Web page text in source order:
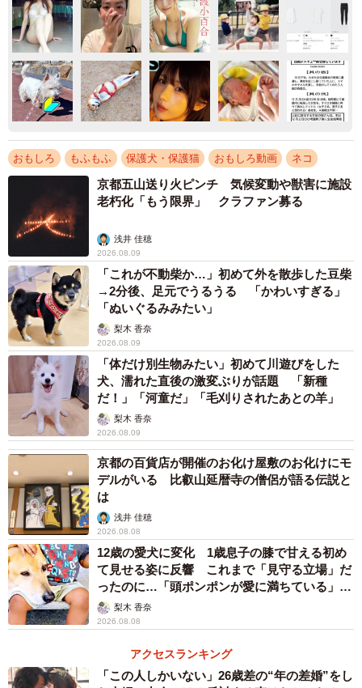
おもしろ もふもふ 保護犬・保護猫 おもしろ動画 ネコ
京都五山送り火ピンチ 気候変動や獣害に施設
老朽化「もう限界」 クラファン募る
浅井 佳穂
2026.08.09
「これが不動柴か…」初めて外を散歩した豆柴
→2分後、足元でうるうる 「かわいすぎる」
「ぬいぐるみみたい」
梨木 香奈
2026.08.09
「体だけ別生物みたい」初めて川遊びをした
犬、濡れた直後の激変ぶりが話題 「新種
だ！」「河童だ」「毛刈りされたあとの羊」
梨木 香奈
2026.08.09
京都の百貨店が開催のお化け屋敷のお化けにモ
デルがいる 比叡山延暦寺の僧侶が語る伝説と
は
浅井 佳穂
2026.08.08
12歳の愛犬に変化 1歳息子の膝で甘える初め
て見せる姿に反響 これまで「見守る立場」だ
ったのに…「頭ポンポンが愛に満ちている」
「尊…」
梨木 香奈
2026.08.08
アクセスランキング
「この人しかいない」26歳差の“年の差婚”をし